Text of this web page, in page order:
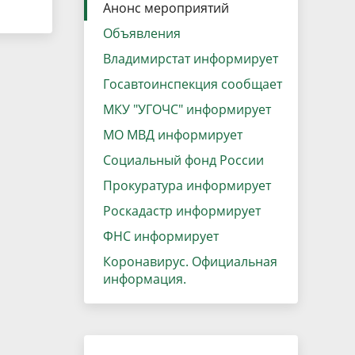
Городская среда
Региональный контроль
Поддержка малого и среднего
Анонс мероприятий
Объявления
Владимирстат информирует
Госавтоинспекция сообщает
МКУ "УГОЧС" информирует
МО МВД информирует
Социальный фонд России
Прокуратура информирует
Роскадастр информирует
ФНС информирует
Коронавирус. Официальная
информация.